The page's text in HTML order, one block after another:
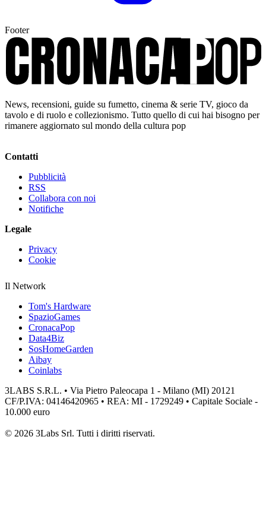
Footer
News, recensioni, guide su fumetto, cinema & serie TV, gioco da
tavolo e di ruolo e collezionismo. Tutto quello di cui hai bisogno per
rimanere aggiornato sul mondo della cultura pop
Contatti
Pubblicità
RSS
Collabora con noi
Notifiche
Legale
Privacy
Cookie
Il Network
Tom's Hardware
SpazioGames
CronacaPop
Data4Biz
SosHomeGarden
Aibay
Coinlabs
3LABS S.R.L. • Via Pietro Paleocapa 1 - Milano (MI) 20121
CF/P.IVA: 04146420965 • REA: MI - 1729249 • Capitale Sociale -
10.000 euro
© 2026 3Labs Srl. Tutti i diritti riservati.